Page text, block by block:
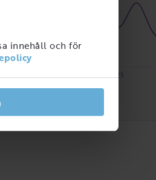
innehåll och för
2025